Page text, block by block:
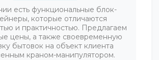
есть функциональные блок-
которые отличаются
и практичностью. Предлагаем
цены, а также своевременную
бытовок на объект клиента
краном-манипулятором.